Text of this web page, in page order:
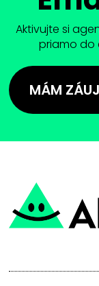
Aktivujte si
priamo do
MÁM